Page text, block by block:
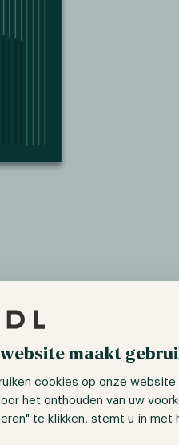
maakt
cookies op onze
het onthouden van uw
te klikken, stemt u in met